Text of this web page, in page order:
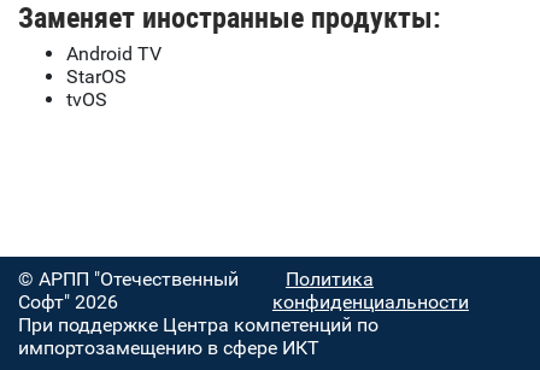
Заменяет иностранные продукты:
Android TV
StarOS
tvOS
© АРПП "Отечественный
Софт" 2026
Политика
конфиденциальности
При поддержке Центра компетенций по
импортозамещению в сфере ИКТ